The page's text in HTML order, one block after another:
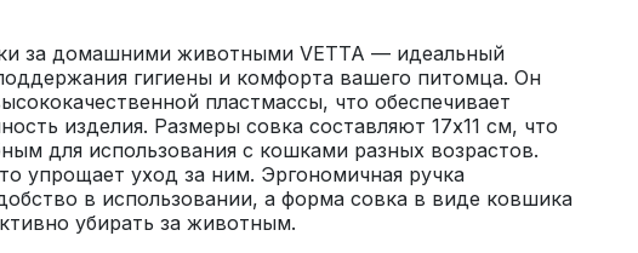
за домашними животными VETTA — идеальный
гигиены и комфорта вашего питомца. Он
пластмассы, что обеспечивает
изделия. Размеры совка составляют 17x11 см, что
для использования с кошками разных возрастов.
упрощает уход за ним. Эргономичная ручка
в использовании, а форма совка в виде ковшика
убирать за животным.